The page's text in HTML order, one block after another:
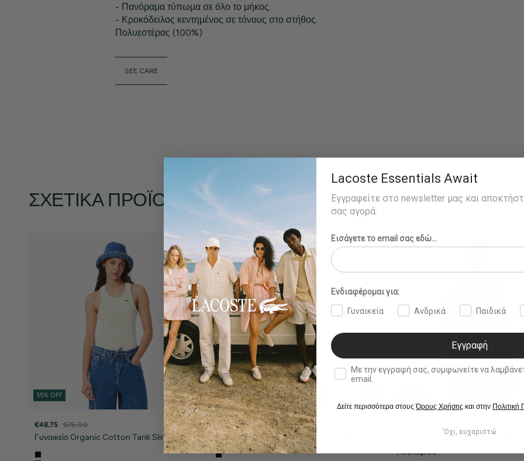
- Πανόραμα τύπωμα σε όλο το μήκος.
- Κροκόδειλος κεντημένος σε τόνους στο στήθος.
Πολυεστέρας (100%)
SEE.CARE
ΣΧΕΤΙΚΆ ΠΡΟΪΌΝΤΑ
35% OFF
€48,75 €75,00
Γυναικείο Organic Cotton Tank Slim Fit
35% OFF
€48,75 €75,00
Γυναικείο Organic Cotton Tank Slim Fit
Γυναικείο Jacquard Motifs
Πουκάμισο
Lacoste Essentials Await
Εγγραφείτε στο newsletter μας και
σας αγορά.
Εισάγετε το email σας εδώ...
Ενδιαφέρομαι για:
Γυναικεία Ανδρικά Παιδικά
Εγγραφή
double opt in
Με την εγγραφή σας, συμφωνείτε να λαμβάνετε
email.
Δείτε περισσότερα στουςΌρους Χρήσης και στην
'Οχι, ευχαριστώ